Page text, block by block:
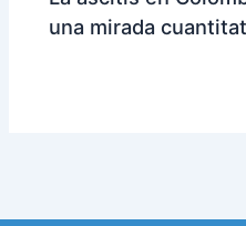
una mirada